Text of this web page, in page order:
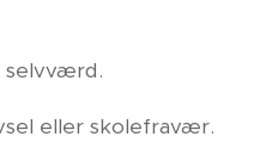
selvværd.
eller skolefravær.